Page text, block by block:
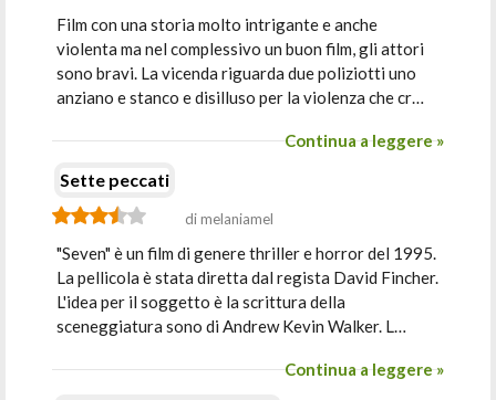
Film con una storia molto intrigante e anche
violenta ma nel complessivo un buon film, gli attori
sono bravi. La vicenda riguarda due poliziotti uno
anziano e stanco e disilluso per la violenza che cr…
Continua a leggere »
Sette peccati
di melaniamel
"Seven" è un film di genere thriller e horror del 1995.
La pellicola è stata diretta dal regista David Fincher.
L'idea per il soggetto è la scrittura della
sceneggiatura sono di Andrew Kevin Walker. L…
Continua a leggere »